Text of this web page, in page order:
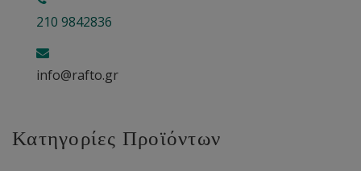
210 9842836
info@rafto.gr
Κατηγορίες Προϊόντων